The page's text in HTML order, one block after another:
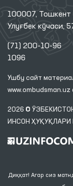
100007,
Улуғбек кўчаси,
(71) 200-10-96
1096
Ушбу сайт
www.ombudsman.uz
2026 ©
ИНСОН
Диққат! Агар сиз